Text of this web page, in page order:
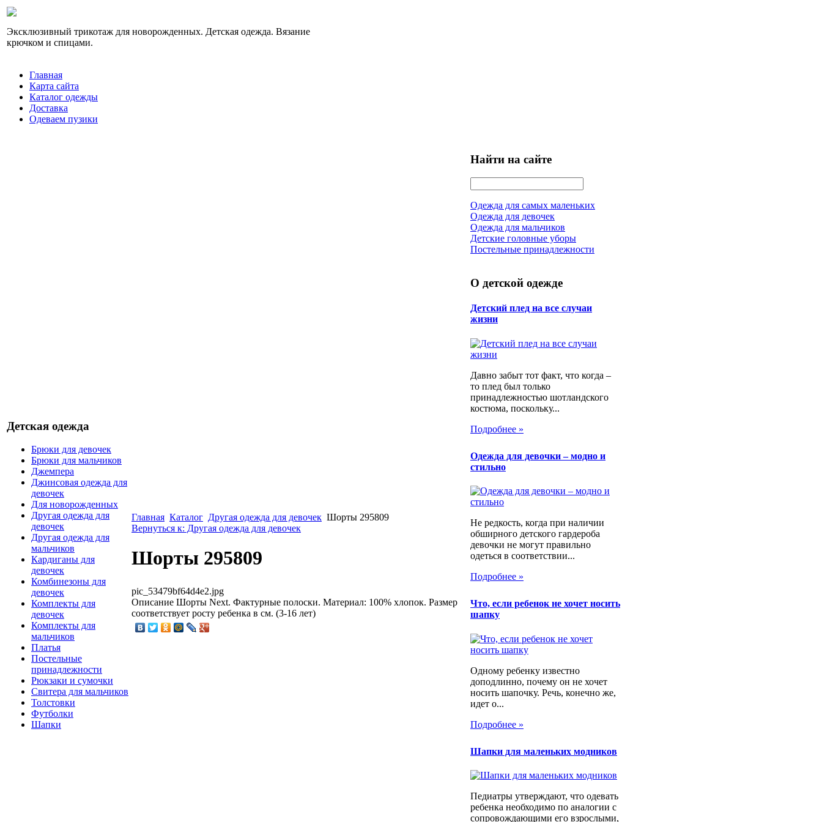
Эксклюзивный трикотаж для новорожденных. Детская одежда. Вязание
крючком и спицами.
Главная
Карта сайта
Каталог одежды
Доставка
Одеваем пузики
Детская одежда
Брюки для девочек
Брюки для мальчиков
Джемпера
Джинсовая одежда для
девочек
Для новорожденных
Другая одежда для
девочек
Другая одежда для
мальчиков
Кардиганы для
девочек
Комбинезоны для
девочек
Комплекты для
девочек
Комплекты для
мальчиков
Платья
Постельные
принадлежности
Рюкзаки и сумочки
Свитера для мальчиков
Толстовки
Футболки
Шапки
Главная Каталог Другая одежда для девочек Шорты 295809
Вернуться к: Другая одежда для девочек
Шорты 295809
pic_53479bf64d4e2.jpg
Описание Шорты Next. Фактурные полоски. Материал: 100% хлопок. Размер
соответствует росту ребенка в см. (3-16 лет)
Найти на сайте
Одежда для самых маленьких
Одежда для девочек
Одежда для мальчиков
Детские головные уборы
Постельные принадлежности
О детской одежде
Детский плед на все случаи
жизни
Давно забыт тот факт, что когда –
то плед был только
принадлежностью шотландского
костюма, поскольку...
Подробнее »
Одежда для девочки – модно и
стильно
Не редкость, когда при наличии
обширного детского гардероба
девочки не могут правильно
одеться в соответствии...
Подробнее »
Что, если ребенок не хочет носить
шапку
Одному ребенку известно
доподлинно, почему он не хочет
носить шапочку. Речь, конечно же,
идет о...
Подробнее »
Шапки для маленьких модников
Педиатры утверждают, что одевать
ребенка необходимо по аналогии с
сопровождающими его взрослыми,